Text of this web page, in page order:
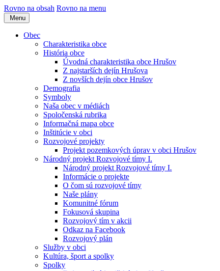
Rovno na obsah Rovno na menu
Menu
Obec
Charakteristika obce
História obce
Úvodná charakteristika obce Hrušov
Z najstarších dejín Hrušova
Z novších dejín obce Hrušov
Demografia
Symboly
Naša obec v médiách
Spoločenská rubrika
Informačná mapa obce
Inštitúcie v obci
Rozvojové projekty
Projekt pozemkových úprav v obci Hrušov
Národný projekt Rozvojové tímy I.
Národný projekt Rozvojové tímy I.
Informácie o projekte
O čom sú rozvojové tímy
Naše plány
Komunitné fórum
Fokusová skupina
Rozvojový tím v akcii
Odkaz na Facebook
Rozvojový plán
Služby v obci
Kultúra, šport a spolky
Spolky